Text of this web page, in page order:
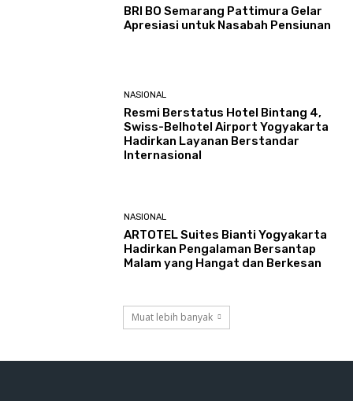
BRI BO Semarang Pattimura Gelar
Apresiasi untuk Nasabah Pensiunan
NASIONAL
Resmi Berstatus Hotel Bintang 4,
Swiss-Belhotel Airport Yogyakarta
Hadirkan Layanan Berstandar
Internasional
NASIONAL
ARTOTEL Suites Bianti Yogyakarta
Hadirkan Pengalaman Bersantap
Malam yang Hangat dan Berkesan
Muat lebih banyak